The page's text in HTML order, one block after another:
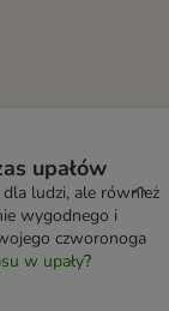
upałów
ludzi, ale również
wygodnego i
czworonoga
w upały?